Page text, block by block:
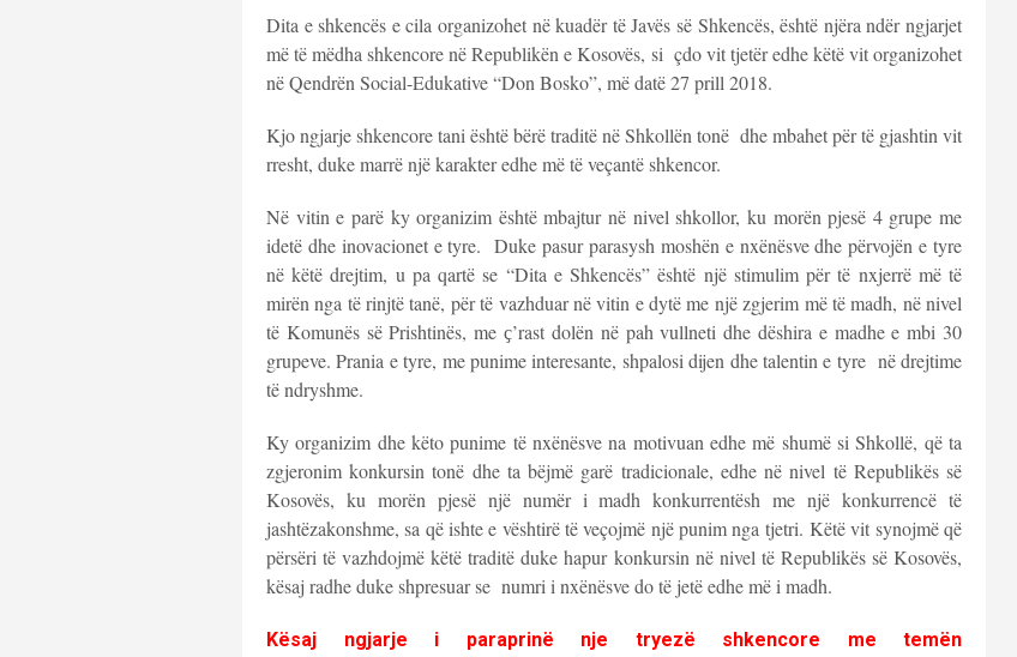
Dita e shkencës e cila organizohet në kuadër të Javës së Shkencës, është njëra ndër ngjarjet
më të mëdha shkencore në Republikën e Kosovës, si çdo vit tjetër edhe këtë vit organizohet
në Qendrën Social-Edukative “Don Bosko”, më datë 27 prill 2018.
Kjo ngjarje shkencore tani është bërë traditë në Shkollën tonë dhe mbahet për të gjashtin vit
rresht, duke marrë një karakter edhe më të veçantë shkencor.
Në vitin e parë ky organizim është mbajtur në nivel shkollor, ku morën pjesë 4 grupe me
idetë dhe inovacionet e tyre. Duke pasur parasysh moshën e nxënësve dhe përvojën e tyre
në këtë drejtim, u pa qartë se “Dita e Shkencës” është një stimulim për të nxjerrë më të
mirën nga të rinjtë tanë, për të vazhduar në vitin e dytë me një zgjerim më të madh, në nivel
të Komunës së Prishtinës, me ҫ’rast dolën në pah vullneti dhe dëshira e madhe e mbi 30
grupeve. Prania e tyre, me punime interesante, shpalosi dijen dhe talentin e tyre në drejtime
të ndryshme.
Ky organizim dhe këto punime të nxënësve na motivuan edhe më shumë si Shkollë, që ta
zgjeronim konkursin tonë dhe ta bëjmë garë tradicionale, edhe në nivel të Republikës së
Kosovës, ku morën pjesë një numër i madh konkurrentësh me një konkurrencë të
jashtëzakonshme, sa që ishte e vështirë të veçojmë një punim nga tjetri. Këtë vit synojmë që
përsëri të vazhdojmë këtë traditë duke hapur konkursin në nivel të Republikës së Kosovës,
kësaj radhe duke shpresuar se numri i nxënësve do të jetë edhe më i madh.
Kësaj ngjarje i paraprinë nje tryezë shkencore me temën